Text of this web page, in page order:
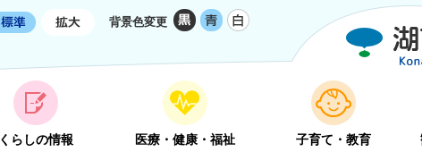
背景色変更
くらしの情報 医療・健康・福祉 子育て・教育